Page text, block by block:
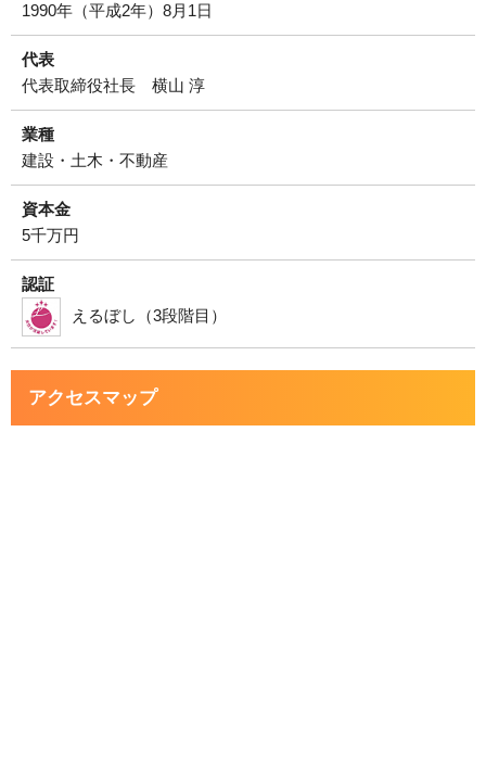
1990年（平成2年）8月1日
代表
代表取締役社長 横山 淳
業種
建設・土木・不動産
資本金
5千万円
認証
えるぼし（3段階目）
アクセスマップ